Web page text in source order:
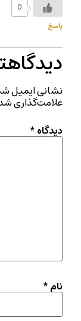
0
پاسخ
نشانی ایمیل
علامت‌گذاری
دیدگاه*
نام*